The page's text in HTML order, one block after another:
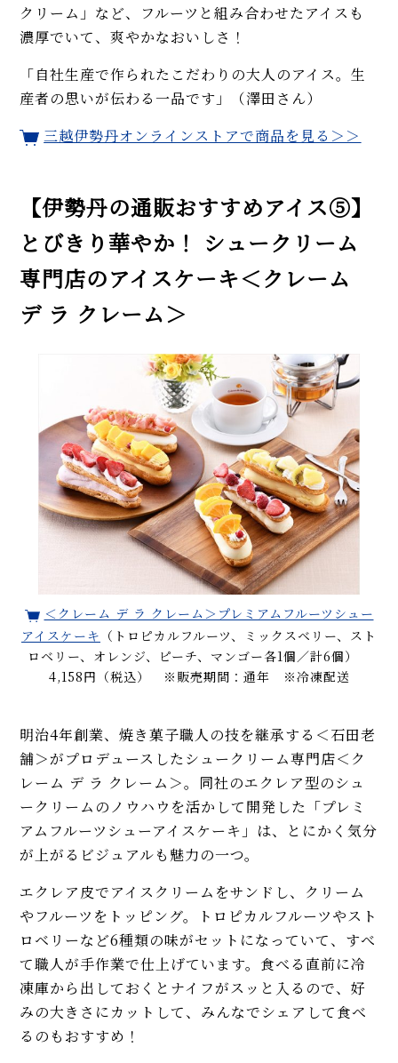
クリーム」など、フルーツと組み合わせたアイスも
濃厚でいて、爽やかなおいしさ！
「自社生産で作られたこだわりの大人のアイス。生
産者の思いが伝わる一品です」（澤田さん）
三越伊勢丹オンラインストアで商品を見る＞＞
【伊勢丹の通販おすすめアイス⑤】
とびきり華やか！ シュークリーム
専門店のアイスケーキ＜クレーム
デ ラ クレーム＞
＜クレーム デ ラ クレーム＞プレミアムフルーツシュー
アイスケーキ （トロピカルフルーツ、ミックスベリー、スト
ロベリー、オレンジ、ピーチ、マンゴー各1個／計6個）
4,158円（税込） ※販売期間：通年 ※冷凍配送
明治4年創業、焼き菓子職人の技を継承する＜石田老
舗＞がプロデュースしたシュークリーム専門店＜ク
レーム デ ラ クレーム＞。同社のエクレア型のシュ
ークリームのノウハウを活かして開発した「プレミ
アムフルーツシューアイスケーキ」は、とにかく気分
が上がるビジュアルも魅力の一つ。
エクレア皮でアイスクリームをサンドし、クリーム
やフルーツをトッピング。トロピカルフルーツやスト
ロベリーなど6種類の味がセットになっていて、すべ
て職人が手作業で仕上げています。食べる直前に冷
凍庫から出しておくとナイフがスッと入るので、好
みの大きさにカットして、みんなでシェアして食べ
るのもおすすめ！